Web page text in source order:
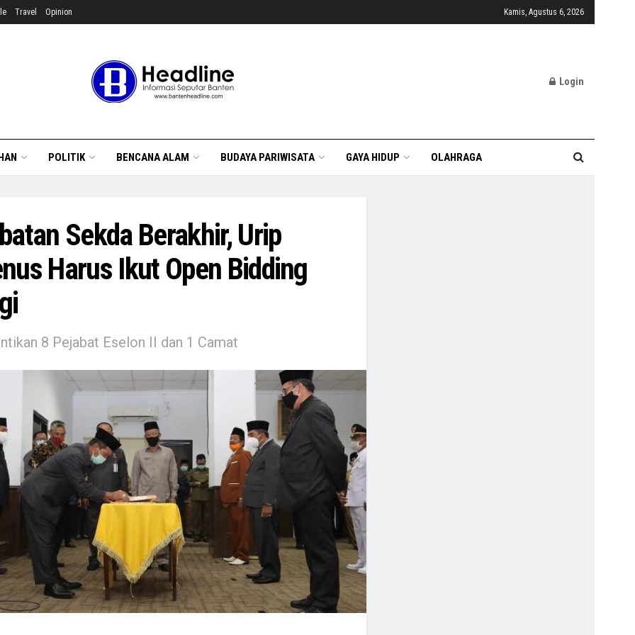
Travel Opinion Kamis, Agustus 6, 2026
Login
POLITIK BENCANA ALAM BUDAYA PARIWISATA GAYA HIDUP OLAHRAGA
Sekda Berakhir, Urip
Harus Ikut Open Bidding
8 Pejabat Eselon II dan 1 Camat